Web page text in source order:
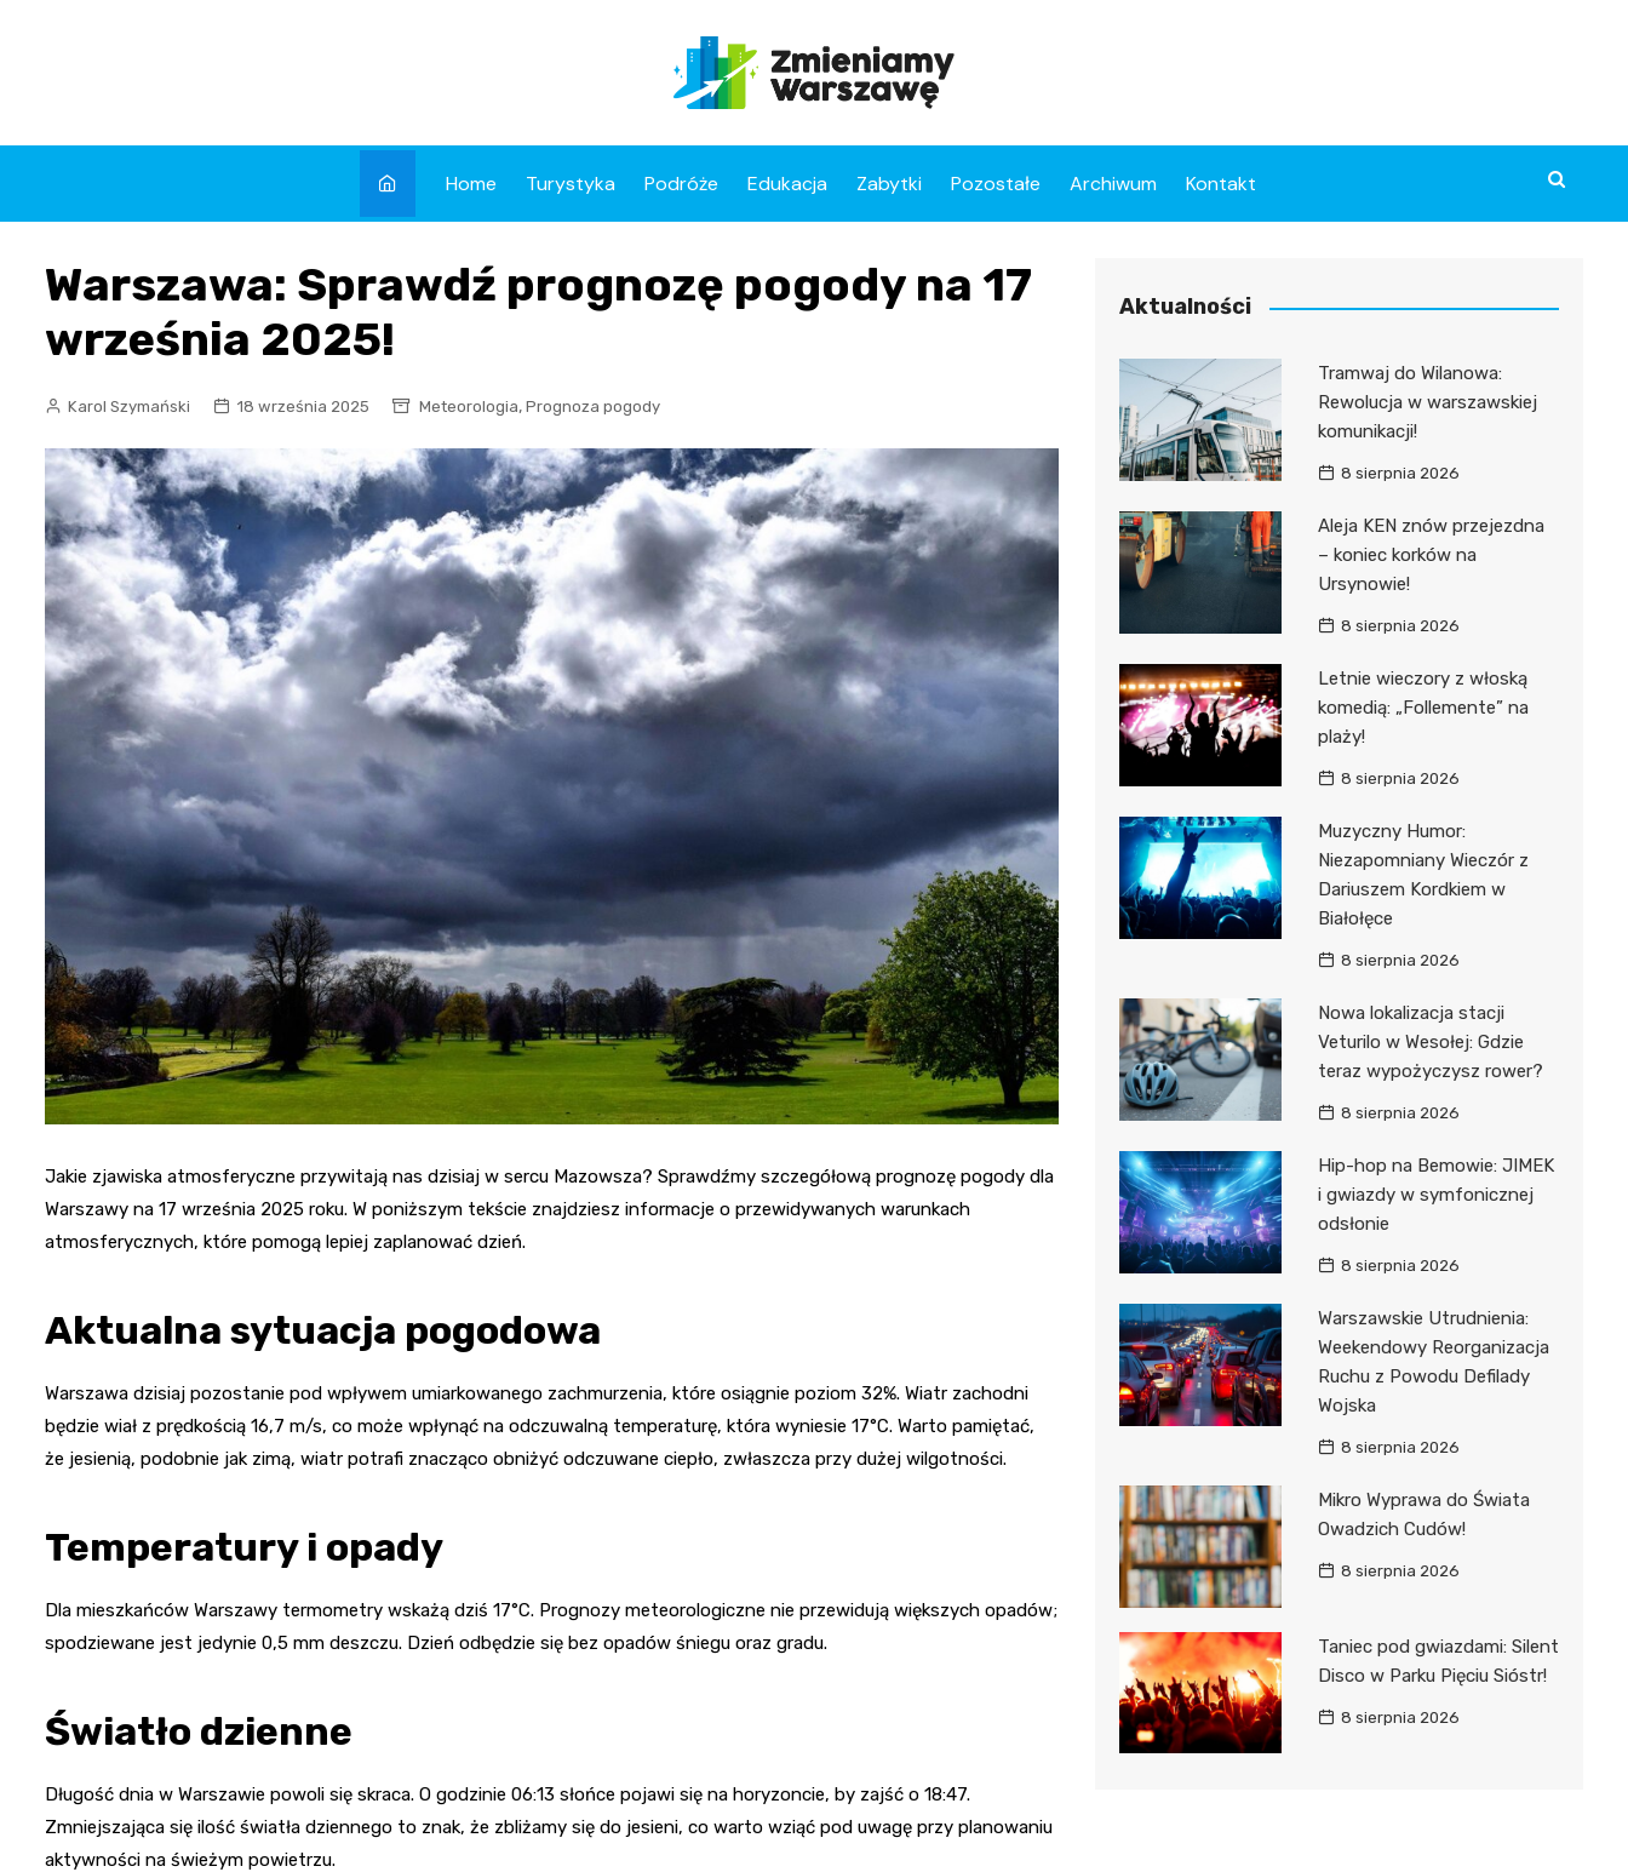
Home Turystyka Podróże Edukacja Zabytki Pozostałe Archiwum Kontakt
Warszawa: Sprawdź prognozę pogody na 17
września 2025!
Karol Szymański 18 września 2025 Meteorologia, Prognoza pogody
Jakie zjawiska atmosferyczne przywitają nas dzisiaj w sercu Mazowsza? Sprawdźmy szczegółową prognozę pogody dla
Warszawy na 17 września 2025 roku. W poniższym tekście znajdziesz informacje o przewidywanych warunkach
atmosferycznych, które pomogą lepiej zaplanować dzień.
Aktualna sytuacja pogodowa
Warszawa dzisiaj pozostanie pod wpływem umiarkowanego zachmurzenia, które osiągnie poziom 32%. Wiatr zachodni
będzie wiał z prędkością 16,7 m/s, co może wpłynąć na odczuwalną temperaturę, która wyniesie 17°C. Warto pamiętać,
że jesienią, podobnie jak zimą, wiatr potrafi znacząco obniżyć odczuwane ciepło, zwłaszcza przy dużej wilgotności.
Temperatury i opady
Dla mieszkańców Warszawy termometry wskażą dziś 17°C. Prognozy meteorologiczne nie przewidują większych opadów;
spodziewane jest jedynie 0,5 mm deszczu. Dzień odbędzie się bez opadów śniegu oraz gradu.
Światło dzienne
Długość dnia w Warszawie powoli się skraca. O godzinie 06:13 słońce pojawi się na horyzoncie, by zajść o 18:47.
Zmniejszająca się ilość światła dziennego to znak, że zbliżamy się do jesieni, co warto wziąć pod uwagę przy planowaniu
aktywności na świeżym powietrzu.
Aktualności
Tramwaj do Wilanowa:
Rewolucja w warszawskiej
komunikacji!
8 sierpnia 2026
Aleja KEN znów przejezdna
– koniec korków na
Ursynowie!
8 sierpnia 2026
Letnie wieczory z włoską
komedią: „Follemente” na
plaży!
8 sierpnia 2026
Muzyczny Humor:
Niezapomniany Wieczór z
Dariuszem Kordkiem w
Białołęce
8 sierpnia 2026
Nowa lokalizacja stacji
Veturilo w Wesołej: Gdzie
teraz wypożyczysz rower?
8 sierpnia 2026
Hip-hop na Bemowie: JIMEK
i gwiazdy w symfonicznej
odsłonie
8 sierpnia 2026
Warszawskie Utrudnienia:
Weekendowy Reorganizacja
Ruchu z Powodu Defilady
Wojska
8 sierpnia 2026
Mikro Wyprawa do Świata
Owadzich Cudów!
8 sierpnia 2026
Taniec pod gwiazdami: Silent
Disco w Parku Pięciu Sióstr!
8 sierpnia 2026